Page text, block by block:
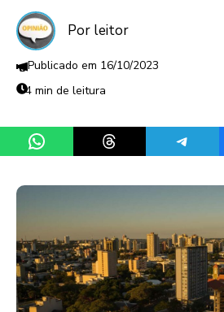
Por leitor
16/10/2023
4 min de leitura
Share on WhatsAppShare on ThreadsShare